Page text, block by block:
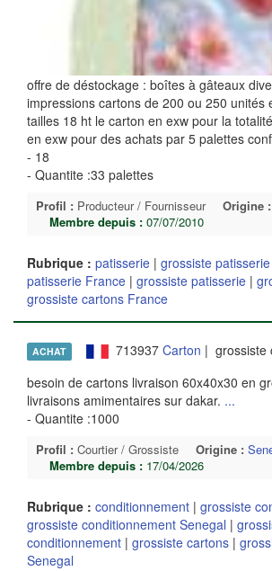
offre de déstockage : boîtes à gâteaux
impressions cartons de 200 ou 250 unités
tailles 18 ht le carton en exw pour la
en exw pour des achats par 5 palettes
- 18
- Quantite :33 palettes
Profil : Producteur / Fournisseur Origine :
Membre depuis : 07/07/2010
Rubrique : patisserie | grossiste patisserie
patisserie France | grossiste patisserie |
grossiste cartons France
ACHAT 713937 Carton | grossiste
besoin de cartons livraison 60x40x30 en
livraisons amimentaires sur dakar. ...
- Quantite :1000
Profil : Courtier / Grossiste Origine :
Membre depuis : 17/04/2026
Rubrique : conditionnement | grossiste
grossiste conditionnement Senegal |
conditionnement | grossiste cartons |
Senegal